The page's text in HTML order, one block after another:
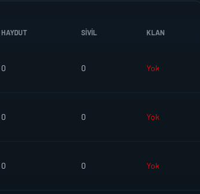
HAYDUT SIVIL KLAN
0 0 Yok
0 0 Yok
0 0 Yok